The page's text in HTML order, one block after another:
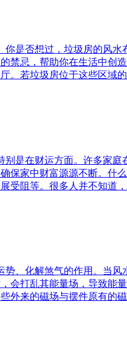
是否想过，垃圾房的风
忌，帮助你在生活中创
。若垃圾房位于这些区域
是在财运方面。许多家
家中财富源源不断。什
受阻等。很多人并不知道，
、化解煞气的作用。当
打乱其能量场，导致能
外来的磁场与摆件原有的